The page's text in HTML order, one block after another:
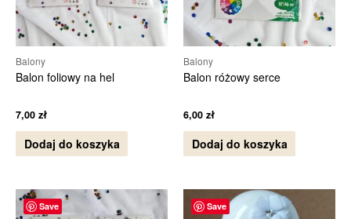
Balony
Balon foliowy na hel
7,00 zł
Dodaj do koszyka
Balony
Balon różowy serce
6,00 zł
Dodaj do koszyka
Save Save